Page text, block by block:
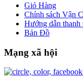
Giỏ Hàng
Chính sách Vận
Hướng dẫn thanh
Bản Đồ
Mạng xã hội